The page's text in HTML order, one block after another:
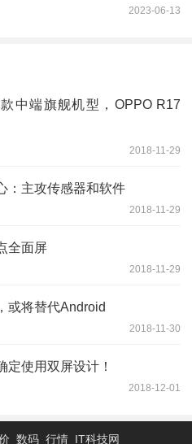
2023-06-13
中端旗舰机型，OPPO R17
2018-11-29
：主攻传感器和软件
2018-11-29
全面屏
2018-11-29
或将替代Android
2018-11-30
定使用双屏设计！
2018-12-01
_数码_行情_IT科技网